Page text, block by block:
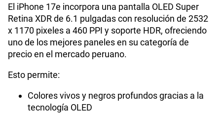
GPS Si
Reconocimiento Facial
Lector de Huella Si
El iPhone 17e incorpora una pantalla OLED Super
Retina XDR de 6.1 pulgadas con resolución de 2532
x 1170 pixeles a 460 PPI y soporte HDR, ofreciendo
uno de los mejores paneles en su categoría de
precio en el mercado peruano.
Esto permite:
Colores vivos y negros profundos gracias a la
tecnología OLED